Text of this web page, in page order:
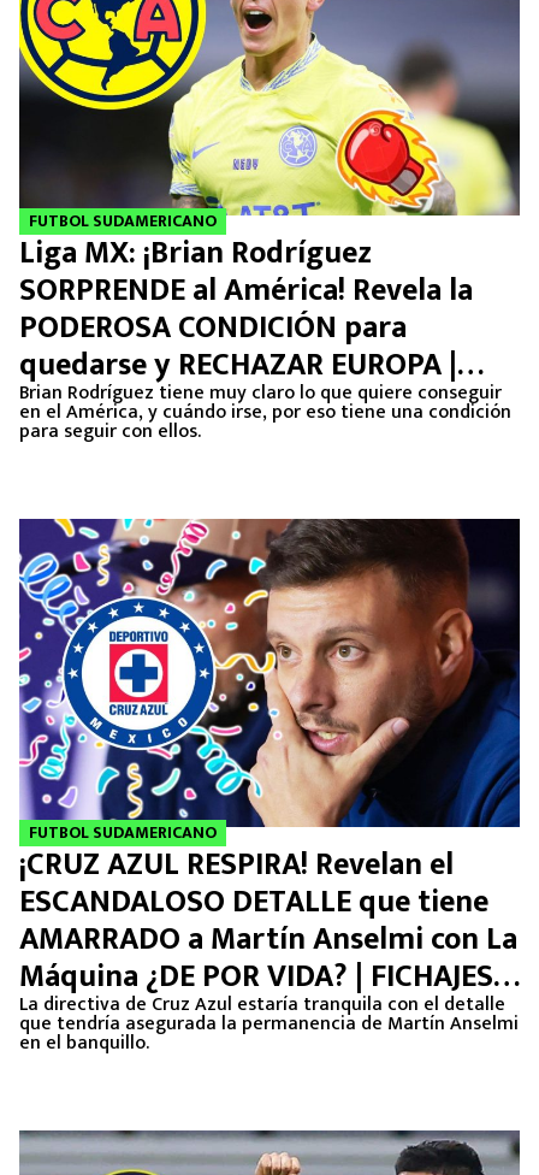
FUTBOL SUDAMERICANO
Liga MX: ¡Brian Rodríguez
SORPRENDE al América! Revela la
PODEROSA CONDICIÓN para
quedarse y RECHAZAR EUROPA |
FICHAJES 2024
Brian Rodríguez tiene muy claro lo que quiere conseguir
en el América, y cuándo irse, por eso tiene una condición
para seguir con ellos.
FUTBOL SUDAMERICANO
¡CRUZ AZUL RESPIRA! Revelan el
ESCANDALOSO DETALLE que tiene
AMARRADO a Martín Anselmi con La
Máquina ¿DE POR VIDA? | FICHAJES
2024
La directiva de Cruz Azul estaría tranquila con el detalle
que tendría asegurada la permanencia de Martín Anselmi
en el banquillo.